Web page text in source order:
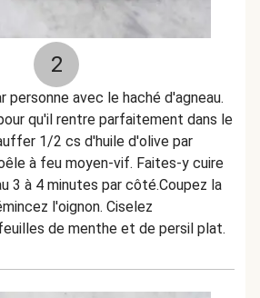
2
personne avec le haché d'agneau.
qu'il rentre parfaitement dans le
1/2 cs d'huile d'olive par
à feu moyen-vif. Faites-y cuire
3 à 4 minutes par côté.Coupez la
l'oignon. Ciselez
de menthe et de persil plat.